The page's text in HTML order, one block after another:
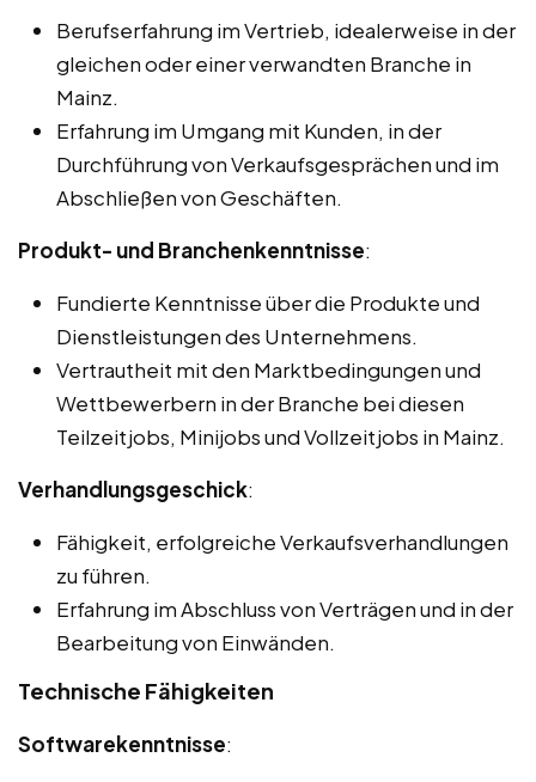
Berufserfahrung im Vertrieb, idealerweise in der
gleichen oder einer verwandten Branche in
Mainz.
Erfahrung im Umgang mit Kunden, in der
Durchführung von Verkaufsgesprächen und im
Abschließen von Geschäften.
Produkt- und Branchenkenntnisse:
Fundierte Kenntnisse über die Produkte und
Dienstleistungen des Unternehmens.
Vertrautheit mit den Marktbedingungen und
Wettbewerbern in der Branche bei diesen
Teilzeitjobs, Minijobs und Vollzeitjobs in Mainz.
Verhandlungsgeschick:
Fähigkeit, erfolgreiche Verkaufsverhandlungen
zu führen.
Erfahrung im Abschluss von Verträgen und in der
Bearbeitung von Einwänden.
Technische Fähigkeiten
Softwarekenntnisse: